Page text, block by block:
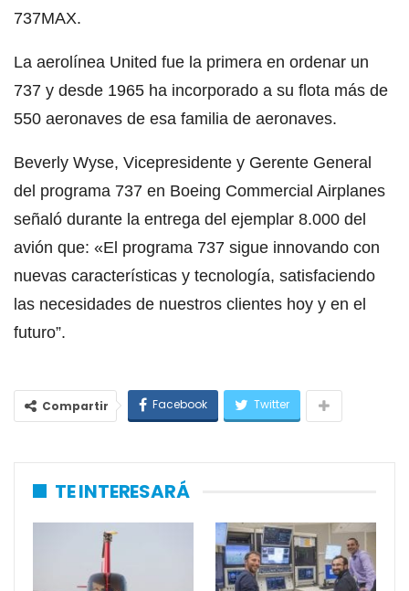
737MAX.
La aerolínea United fue la primera en ordenar un
737 y desde 1965 ha incorporado a su flota más de
550 aeronaves de esa familia de aeronaves.
Beverly Wyse, Vicepresidente y Gerente General
del programa 737 en Boeing Commercial Airplanes
señaló durante la entrega del ejemplar 8.000 del
avión que: «El programa 737 sigue innovando con
nuevas características y tecnología, satisfaciendo
las necesidades de nuestros clientes hoy y en el
futuro”.
Compartir Facebook Twitter
TE INTERESARÁ